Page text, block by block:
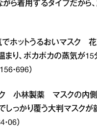
ら着用するタイプだから
でホットうるおいマスク
まり、ポカポカの蒸気が
・696）
ク 小林製薬 マスクの内
しっかり覆う大判マスクが
06）